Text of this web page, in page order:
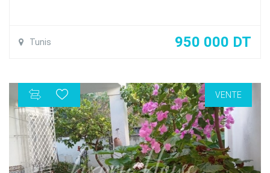
Tunis 950 000 DT
VENTE